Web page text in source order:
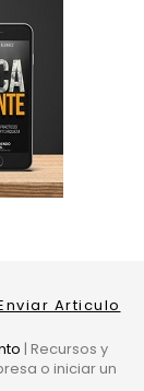
Articulo
| Recursos y
o iniciar un